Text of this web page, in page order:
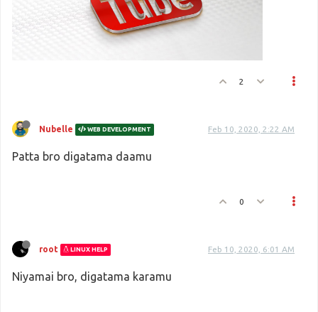
2
Nubelle WEB DEVELOPMENT Feb 10, 2020, 2:22 AM
Patta bro digatama daamu
0
root LINUX HELP Feb 10, 2020, 6:01 AM
Niyamai bro, digatama karamu